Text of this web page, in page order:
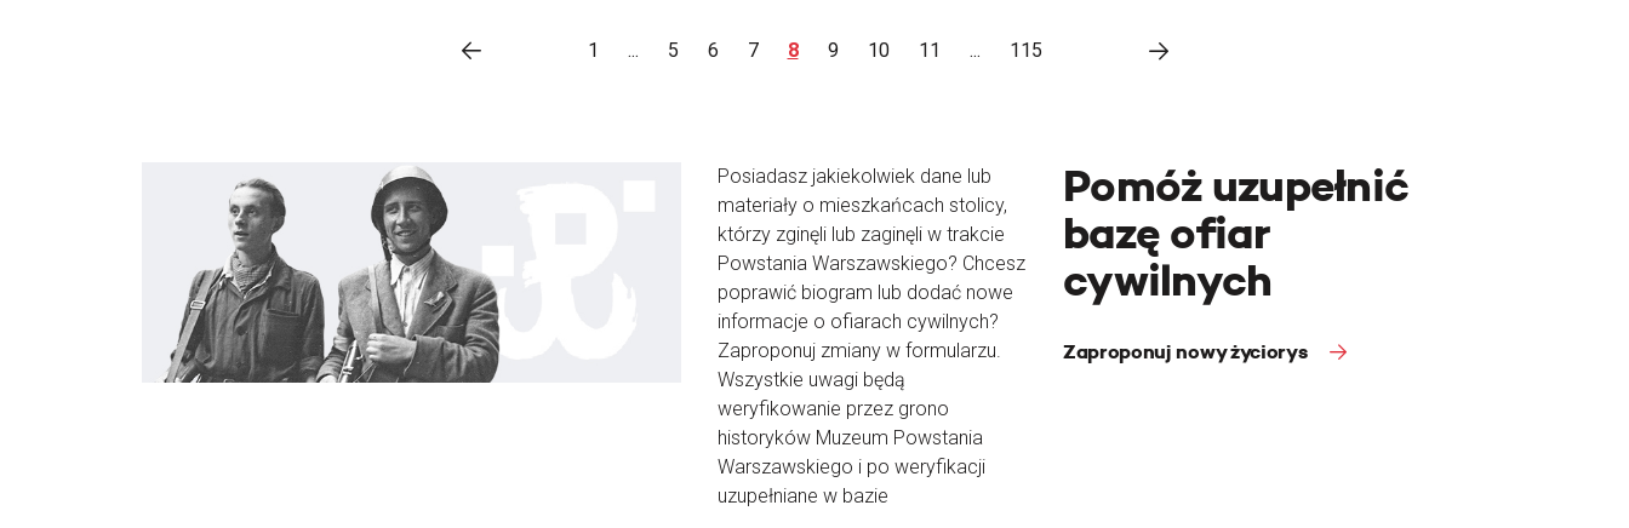
1 ... 5 6 7 8 9 10 11 ... 115
Posiadasz jakiekolwiek dane lub
materiały o mieszkańcach stolicy,
którzy zginęli lub zaginęli w trakcie
Powstania Warszawskiego? Chcesz
poprawić biogram lub dodać nowe
informacje o ofiarach cywilnych?
Zaproponuj zmiany w formularzu.
Wszystkie uwagi będą
weryfikowanie przez grono
historyków Muzeum Powstania
Warszawskiego i po weryfikacji
uzupełniane w bazie
Pomóż uzupełnić
bazę ofiar
cywilnych
Zaproponuj nowy życiorys